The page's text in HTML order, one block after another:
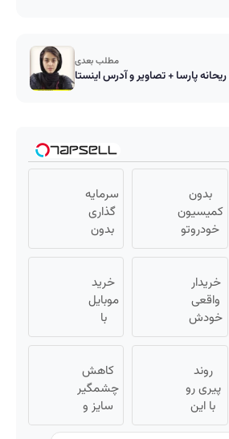
مطلب بعدی
ریحانه پارسا + تصاویر و آدرس اینستا
بدون
کمیسیون
خودروتو
بفروش
سرمایه
گذاری
بدون
ریسک
38
درصد
سالانه
📈
خریدار
واقعی
خودش
میاد!
فوری
ماشین
در
همراه
خرید
موبایل
با
اسنپ
در ۴
قسط
بدون
سود و
روند
پیری رو
با این
روش
کاهش
چشمگیر
سایز و
وزن با